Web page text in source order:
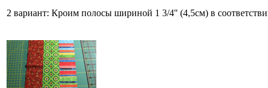
2 вариант: Кроим полосы шириной 1 3/4'' (4,5см) в